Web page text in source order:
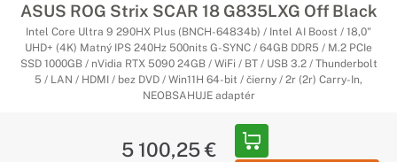
ASUS ROG Strix SCAR 18 G835LXG Off Black
Intel Core Ultra 9 290HX Plus (BNCH-64834b) / Intel AI Boost / 18,0"
UHD+ (4K) Matný IPS 240Hz 500nits G-SYNC / 64GB DDR5 / M.2 PCIe
SSD 1000GB / nVidia RTX 5090 24GB / WiFi / BT / USB 3.2 / Thunderbolt
5 / LAN / HDMI / bez DVD / Win11H 64-bit / čierny / 2r (2r) Carry-In,
NEOBSAHUJE adaptér
5 100,25 €